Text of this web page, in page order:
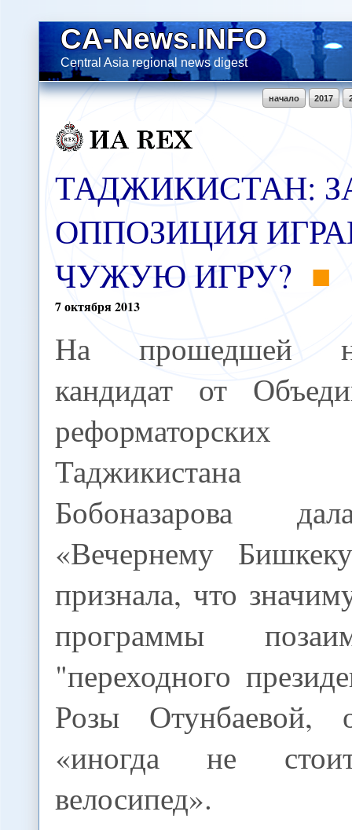
CA-News.INFO
Central Asia regional news digest
2017
начало
ТАДЖИКИСТАН:
ОППОЗИЦИЯ
ЧУЖУЮ ИГРУ?
7октября2013
На прошедшей
кандидат от
Бобоназарова
«Вечернему
признала, что
программы
"переходного
Розы Отунбаевой,
«иногда не
велосипед».